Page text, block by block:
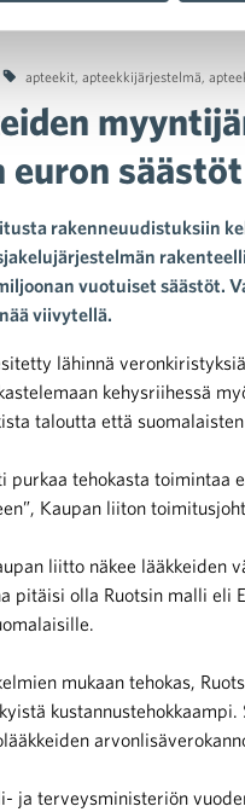
apteekit apteekkijärjestelmä
euron säästöt
rakenneuudistuksiin
vuotuiset säästöt.
viivytellä.
lähinnä
kehysriihessä
taloutta että suomalaisten
purkaa tehokasta toimintaa
Kaupan liiton
liitto näkee lääkkeiden
pitäisi olla Ruotsin malli eli
mukaan tehokas,
ja terveysministeriön